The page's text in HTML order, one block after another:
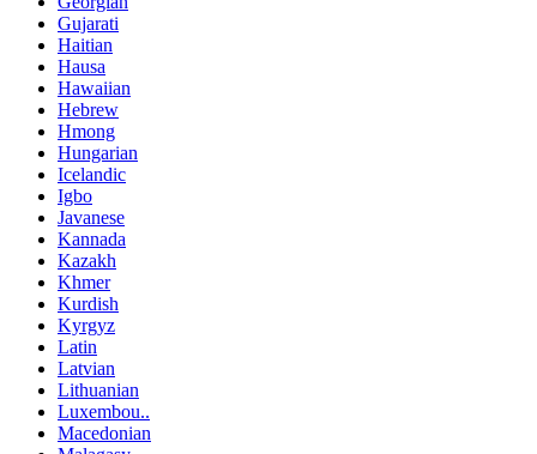
Gujarati
Haitian
Hausa
Hawaiian
Hebrew
Hmong
Hungarian
Icelandic
Igbo
Javanese
Kannada
Kazakh
Khmer
Kurdish
Kyrgyz
Latin
Latvian
Lithuanian
Luxembou..
Macedonian